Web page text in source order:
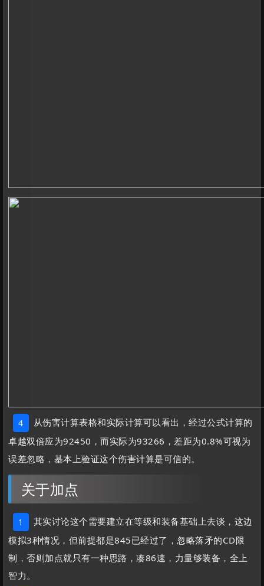
4
从伤害计算表格和实际计算可以看出，经过公式计算的
卓越双倍应为92450，而实际为93266，差距为0.8%可视为
误差忽略，基本上验证这个伤害计算是可信的。
关于加点
1
其实讨论这个需要建立在等级和装备基础上去谈，这边
模拟3种情况，但前提都是845已经过了，忽略落矛的CD限
制，否则加点就只有一种思路，凑86速，力量够装备，全上
智力。